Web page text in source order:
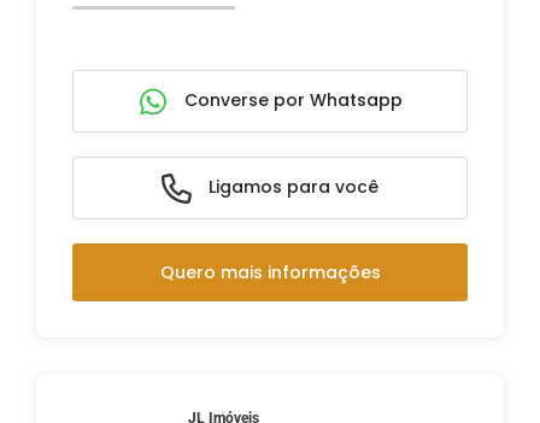
Converse por Whatsapp
Ligamos para você
Quero mais informações
JL Imóveis